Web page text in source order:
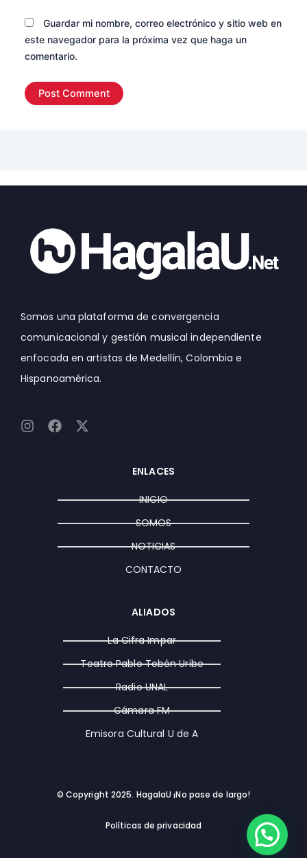
Guardar mi nombre, correo electrónico y sitio web en
este navegador para la próxima vez que haga un
comentario.
Somos una plataforma de convergencia
comunicacional y gestión musical independiente
enfocada en artistas de Medellín, Colombia e
Hispanoamérica.
I
F
k
X
e
ENLACES
INICIO
SOMOS
NOTICIAS
CONTACTO
ALIADOS
La Cifra Impar
Teatro Pablo Tobón Uribe
Radio UNAL
Cámara FM
Emisora Cultural U de A
© Copyright 2025. HagalaU ¡No pase de largo!
Políticas de privacidad